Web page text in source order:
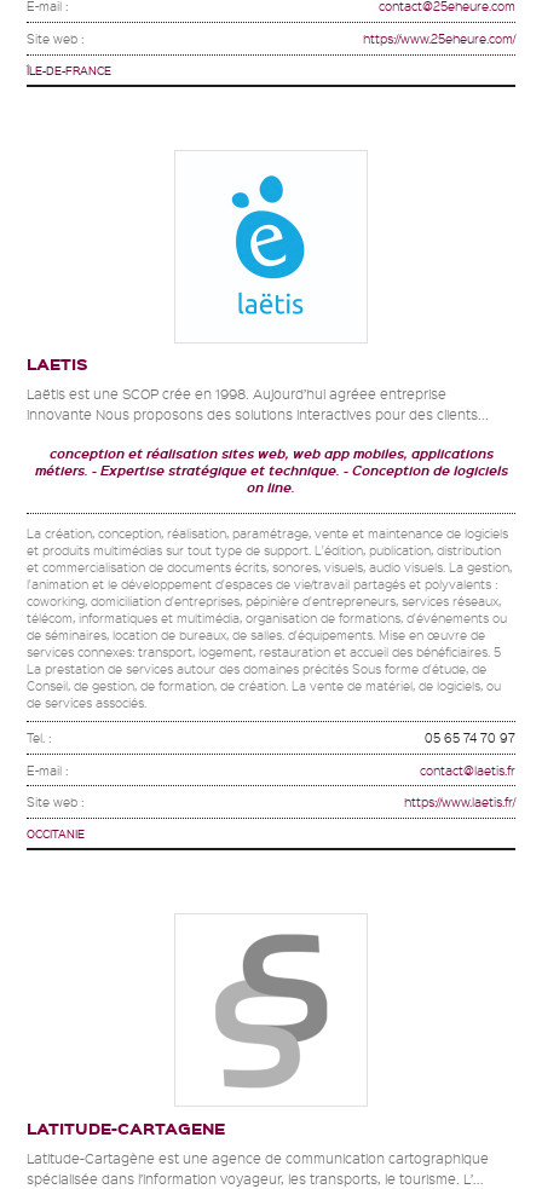
E-mail : contact@25eheure.com
Site web : https://www.25eheure.com/
ÎLE-DE-FRANCE
LAETIS
Laëtis est une SCOP crée en 1998. Aujourd’hui agréee entreprise
innovante Nous proposons des solutions interactives pour des clients...
conception et réalisation sites web, web app mobiles, applications
métiers.
Expertise stratégique et technique.
Conception de logiciels
on line.
La création, conception, réalisation, paramétrage, vente et maintenance de logiciels
et produits multimédias sur tout type de support. L'édition, publication, distribution
et commercialisation de documents écrits, sonores, visuels, audio visuels. La gestion,
l'animation et le développement d'espaces de vie/travail partagés et polyvalents :
coworking, domiciliation d'entreprises, pépinière d'entrepreneurs, services réseaux,
télécom, informatiques et multimédia, organisation de formations, d'événements ou
de séminaires, location de bureaux, de salles. d'équipements. Mise en œuvre de
services connexes: transport, logement, restauration et accueil des bénéficiaires. 5
La prestation de services autour des domaines précités Sous forme d'étude, de
Conseil, de gestion, de formation, de création. La vente de matériel, de logiciels, ou
de services associés.
Tel. : 05 65 74 70 97
E-mail : contact@laetis.fr
Site web : https://www.laetis.fr/
OCCITANIE
LATITUDE-CARTAGENE
Latitude-Cartagène est une agence de communication cartographique
spécialisée dans l’information voyageur, les transports, le tourisme. L’...